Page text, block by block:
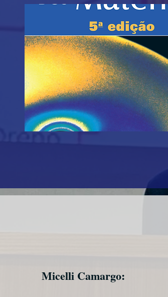
Micelli Camargo: